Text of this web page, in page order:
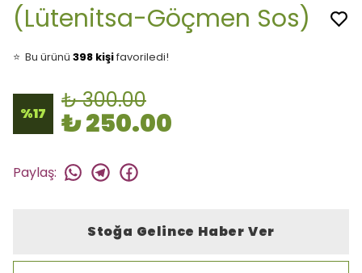
(Lütenitsa-Göçmen Sos)
👀 Şu an37 kişi inceliyor!
sepetine ekledi!
🚚 Hızlı teslimatyapılıyor!
%17
₺ 300.00
₺ 250.00
Paylaş:
Stoğa Gelince Haber Ver